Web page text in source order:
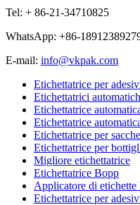
Tel: + 86-21-34710825
WhatsApp: +86-
E-mail: info@vkpak.com
Etichettatrice per
Etichettatrici
Etichettatrice
Etichettatrice
Etichettatrice per
Etichettatrice per
Migliore etichettatrice
Etichettatrice Bopp
Applicatore di
Etichettatrice per